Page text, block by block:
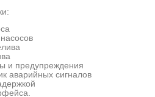
и предупреждения
аварийных сигналов